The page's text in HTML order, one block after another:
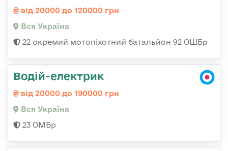
від 20000 до 120000 грн
Вся Україна
22 окремий мотопіхотний батальйон 92 ОШБр
Водій-електрик
від 20000 до 190000 грн
Вся Україна
23 ОМБр